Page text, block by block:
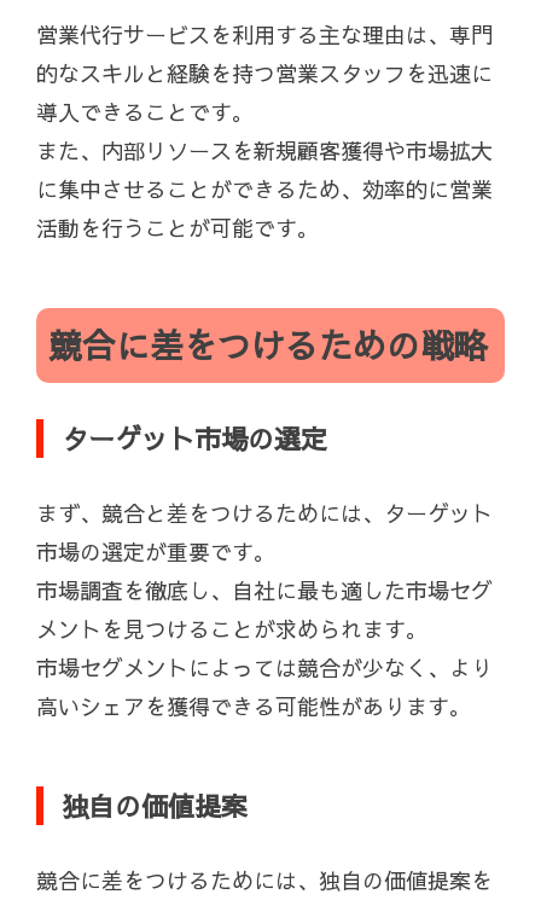
営業代行サービスを利用する主な理由は、専門
的なスキルと経験を持つ営業スタッフを迅速に
導入できることです。
また、内部リソースを新規顧客獲得や市場拡大
に集中させることができるため、効率的に営業
活動を行うことが可能です。
競合に差をつけるための戦略
ターゲット市場の選定
まず、競合と差をつけるためには、ターゲット
市場の選定が重要です。
市場調査を徹底し、自社に最も適した市場セグ
メントを見つけることが求められます。
市場セグメントによっては競合が少なく、より
高いシェアを獲得できる可能性があります。
独自の価値提案
競合に差をつけるためには、独自の価値提案を